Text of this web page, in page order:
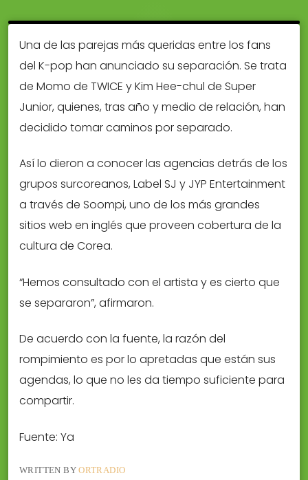
Una de las parejas más queridas entre los fans
del K-pop han anunciado su separación. Se trata
de Momo de TWICE y Kim Hee-chul de Super
Junior, quienes, tras año y medio de relación, han
decidido tomar caminos por separado.
Así lo dieron a conocer las agencias detrás de los
grupos surcoreanos, Label SJ y JYP Entertainment
a través de Soompi, uno de los más grandes
sitios web en inglés que proveen cobertura de la
cultura de Corea.
“Hemos consultado con el artista y es cierto que
se separaron”, afirmaron.
De acuerdo con la fuente, la razón del
rompimiento es por lo apretadas que están sus
agendas, lo que no les da tiempo suficiente para
compartir.
Fuente: Ya
WRITTEN BYORTRADIO